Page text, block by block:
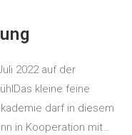
2022 auf der
kleine feine
darf in diesem
in Kooperation mit…